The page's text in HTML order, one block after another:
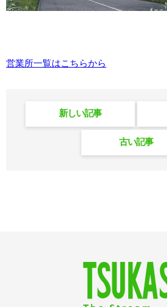
営業所一覧はこちらから
新しい記事
古い記事